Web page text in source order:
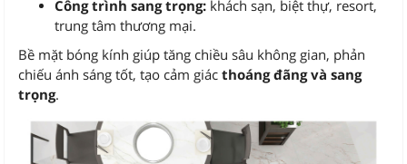
Công trình sang trọng: khách sạn, biệt thự, resort,
trung tâm thương mại.
Bề mặt bóng kính giúp tăng chiều sâu không gian, phản
chiếu ánh sáng tốt, tạo cảm giác thoáng đãng và sang
trọng.